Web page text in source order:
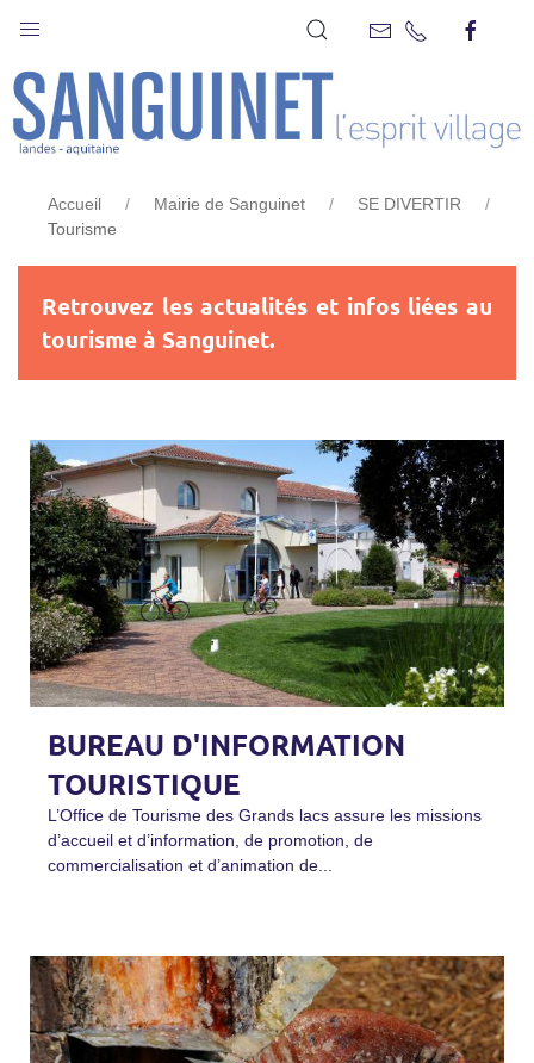
TOURISME
Accueil Mairie de Sanguinet
SE DIVERTIR
Tourisme
Retrouvez les actualités et infos liées au
tourisme à Sanguinet.
BUREAU D'INFORMATION
TOURISTIQUE
L’Office de Tourisme des Grands lacs assure les missions
d’accueil et d’information, de promotion, de
commercialisation et d’animation de...